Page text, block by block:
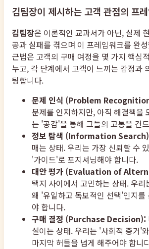
김팀장이 제시하는 고객 관점의 프
김팀장은 이론적인 교과서가 아닌, 실제
공과 실패를 겪으며 이 프레임워크를 완
근법은 고객의 구매 여정을 몇 가지 핵심
누고, 각 단계에서 고객이 느끼는 감정과
팅합니다.
문제 인식 (Problem
문제를 인지하지만, 아직 해결책을
는 '공감'을 통해 그들의 고통을 건
정보 탐색 (Information
매는 상태. 우리는 가장 신뢰할 수
'가이드'로 포지셔닝해야 합니다.
대안 평가 (Evaluation of
택지 사이에서 고민하는 상태. 우리
왜 '유일하고 독보적인 선택'인지를
야 합니다.
구매 결정 (Purchase Decision):
설이는 상태. 우리는 '사회적 증거'
마지막 허들을 넘게 해주어야 합니